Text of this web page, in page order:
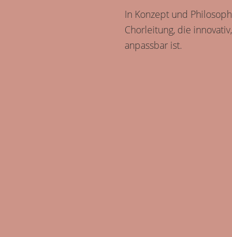
In Konzept und
Chorleitung, die
anpassbar ist.